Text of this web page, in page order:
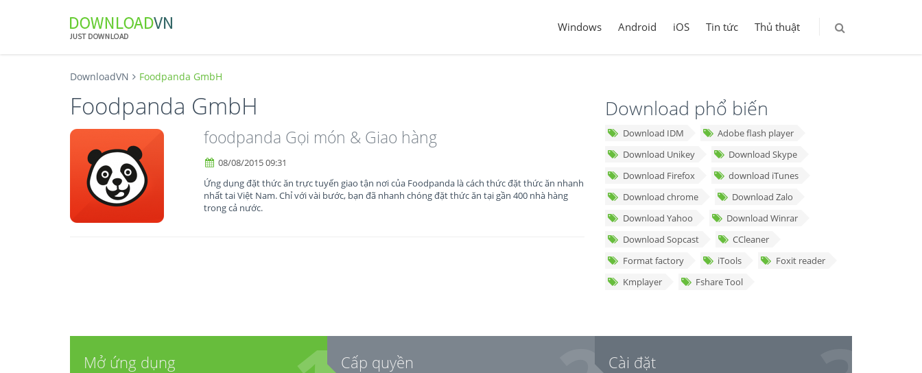
Windows Android iOS Tin tức Thủ thuật
DownloadVN Foodpanda GmbH
Foodpanda GmbH
foodpanda Gọi món & Giao hàng
08/08/2015 09:31
Ứng dụng đặt thức ăn trực tuyến giao tận nơi của Foodpanda là cách thức đặt thức ăn nhanh
nhất tai Việt Nam. Chỉ với vài bước, bạn đã nhanh chóng đặt thức ăn tại gần 400 nhà hàng
trong cả nước.
Download phổ biến
Download IDM
Adobe flash player
Download Unikey
Download Skype
Download Firefox
download iTunes
Download chrome
Download Zalo
Download Yahoo
Download Winrar
Download Sopcast
CCleaner
Format factory
iTools
Foxit reader
Kmplayer
Fshare Tool
Mở ứng dụng Cấp quyền Cài đặt